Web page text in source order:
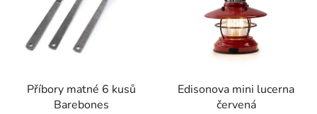
Příbory matné 6 kusů
Barebones
Edisonova mini lucerna
červená